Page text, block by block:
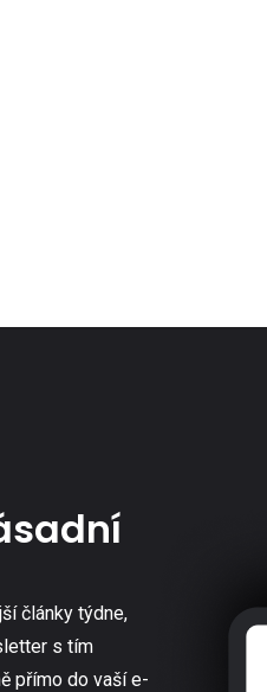
články týdne,
s tím
přímo do vaší e-